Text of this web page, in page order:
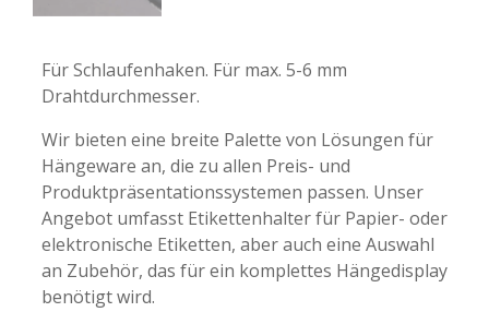
Für Schlaufenhaken. Für max. 5-6 mm
Drahtdurchmesser.
Wir bieten eine breite Palette von Lösungen für
Hängeware an, die zu allen Preis- und
Produktpräsentationssystemen passen. Unser
Angebot umfasst Etikettenhalter für Papier- oder
elektronische Etiketten, aber auch eine Auswahl
an Zubehör, das für ein komplettes Hängedisplay
benötigt wird.